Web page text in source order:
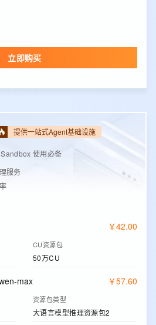
立即购买
提供一站式Agent基础设施
使用必备
服务
￥42.00
CU资源包
50万CU
max ￥57.60
资源包类型
大语言模型推理资源包2